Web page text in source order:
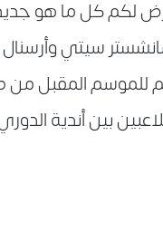
لكم كل ما هو
سيتي
للموسم المقبل
بين أندية